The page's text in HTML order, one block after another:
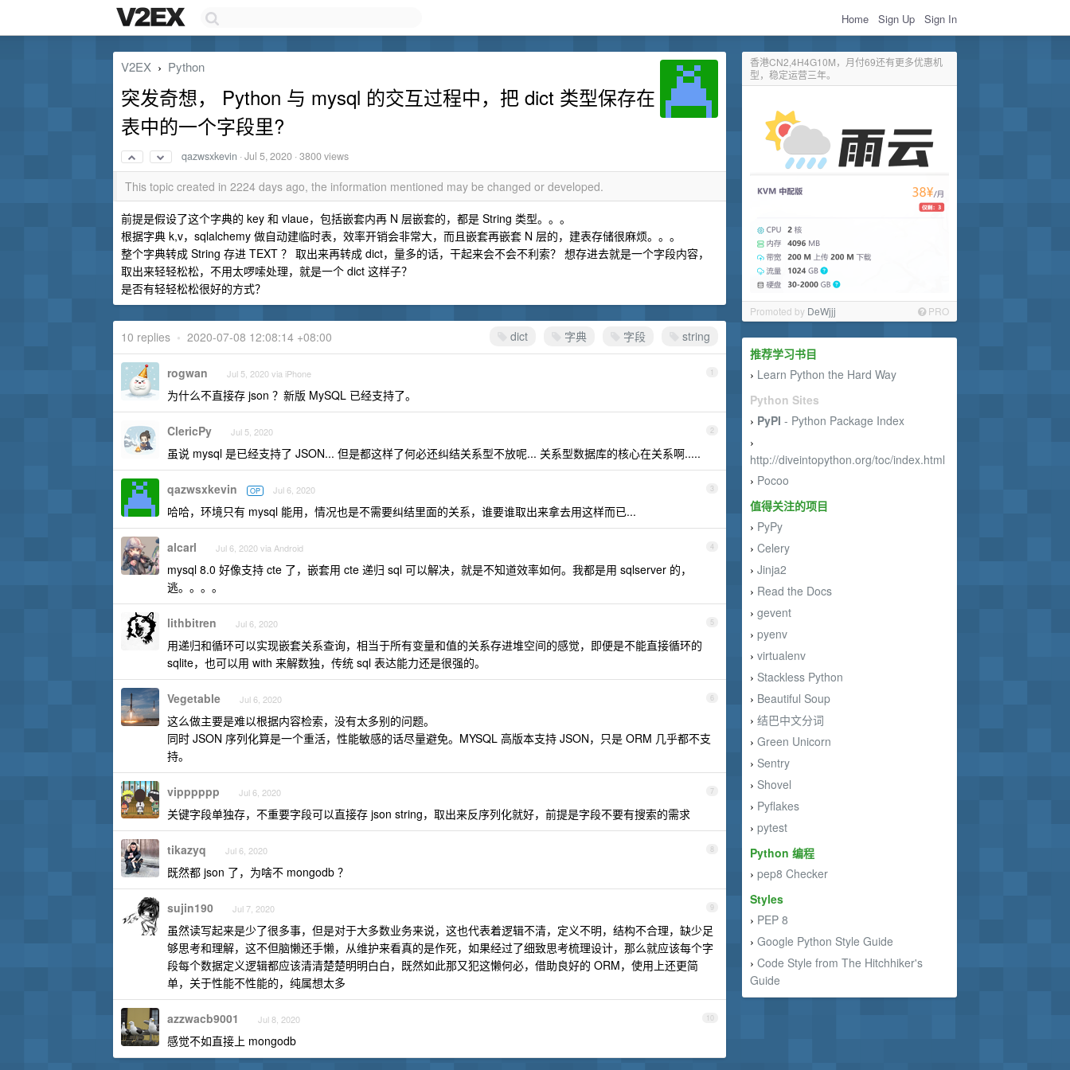
Home Sign Up Sign In
香港CN2,4H4G10M，月付69还有更多优惠机
型，稳定运营三年。
Promoted by DeWjjj PRO
推荐学习书目
› Learn Python the Hard Way
Python Sites
› PyPI - Python Package Index
›
http://diveintopython.org/toc/index.html
› Pocoo
值得关注的项目
› PyPy
› Celery
› Jinja2
› Read the Docs
› gevent
› pyenv
› virtualenv
› Stackless Python
› Beautiful Soup
› 结巴中文分词
› Green Unicorn
› Sentry
› Shovel
› Pyflakes
› pytest
Python 编程
› pep8 Checker
Styles
› PEP 8
› Google Python Style Guide
› Code Style from The Hitchhiker's
Guide
V2EX › Python
突发奇想， Python 与 mysql 的交互过程中，把 dict 类型保存在
表中的一个字段里?
qazwsxkevin ·Jul 5, 2020 · 3800 views
This topic created in 2224 days ago, the information mentioned may be changed or developed.
前提是假设了这个字典的 key 和 vlaue，包括嵌套内再 N 层嵌套的，都是 String 类型。。。
根据字典 k,v，sqlalchemy 做自动建临时表，效率开销会非常大，而且嵌套再嵌套 N 层的，建表存储很麻烦。。。
整个字典转成 String 存进 TEXT ？ 取出来再转成 dict，量多的话，干起来会不会不利索？ 想存进去就是一个字段内容，
取出来轻轻松松，不用太啰嗦处理，就是一个 dict 这样子？
是否有轻轻松松很好的方式？
dict 字典 字段 string
10 replies • 2020-07-08 12:08:14 +08:00
1
rogwan Jul 5, 2020 via iPhone
为什么不直接存 json ？新版 MySQL 已经支持了。
2
ClericPy Jul 5, 2020
虽说 mysql 是已经支持了 JSON... 但是都这样了何必还纠结关系型不放呢... 关系型数据库的核心在关系啊.....
3
qazwsxkevin OP Jul 6, 2020
哈哈，环境只有 mysql 能用，情况也是不需要纠结里面的关系，谁要谁取出来拿去用这样而已...
4
alcarl Jul 6, 2020 via Android
mysql 8.0 好像支持 cte 了，嵌套用 cte 递归 sql 可以解决，就是不知道效率如何。我都是用 sqlserver 的，
逃。。。。
5
lithbitren Jul 6, 2020
用递归和循环可以实现嵌套关系查询，相当于所有变量和值的关系存进堆空间的感觉，即便是不能直接循环的
sqlite，也可以用 with 来解数独，传统 sql 表达能力还是很强的。
6
Vegetable Jul 6, 2020
这么做主要是难以根据内容检索，没有太多别的问题。
同时 JSON 序列化算是一个重活，性能敏感的话尽量避免。MYSQL 高版本支持 JSON，只是 ORM 几乎都不支
持。
7
vipppppp Jul 6, 2020
关键字段单独存，不重要字段可以直接存 json string，取出来反序列化就好，前提是字段不要有搜索的需求
8
tikazyq Jul 6, 2020
既然都 json 了，为啥不 mongodb ？
9
sujin190 Jul 7, 2020
虽然读写起来是少了很多事，但是对于大多数业务来说，这也代表着逻辑不清，定义不明，结构不合理，缺少足
够思考和理解，这不但脑懒还手懒，从维护来看真的是作死，如果经过了细致思考梳理设计，那么就应该每个字
段每个数据定义逻辑都应该清清楚楚明明白白，既然如此那又犯这懒何必，借助良好的 ORM，使用上还更简
单，关于性能不性能的，纯属想太多
10
azzwacb9001 Jul 8, 2020
感觉不如直接上 mongodb